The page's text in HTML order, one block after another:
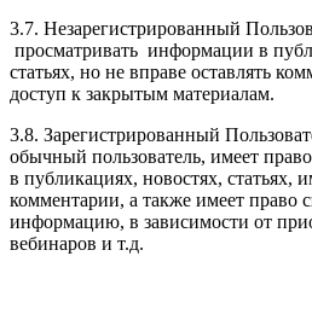
3.7. Незарегистрированный
просматривать информации в
статьях, но не вправе оставлять
доступ к закрытым материалам.
3.8. Зарегистрированный
обычный пользователь, имеет
в публикациях, новостях, статьях,
комментарии, а также имеет право
информацию, в зависимости от
вебинаров и т.д.